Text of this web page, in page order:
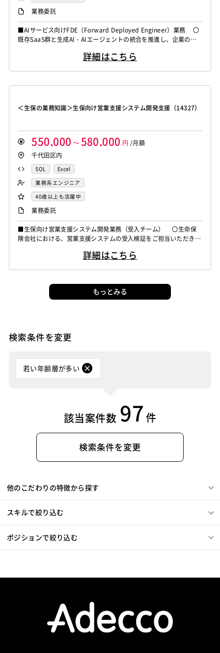
業務委託
■AIサービス向けFDE（Forward Deployed Engineer）業務 〇
既存SaaS群と生成AI・AIエージェントの統合を推進し、企業の業
当いただきます。 〇顧客現場の課題抽出からPoCの高速実装、
詳細はこちら
＜生保の業務知識＞生保向け営業支援システム開発支援（14327）
550,000 ～ 580,000 円 /月額
千代田区内
SQL
Excel
業務系エンジニア
40歳以上も活躍中
業務委託
■生保向け営業支援システム開発業務（受入チーム） 〇生命保
険会社における、営業支援システムの受入検証をご担当いただきま
約者、被保険者、保険商品、プラン情報（保険料や保険期間など）
ンダーが作成した成果物（対...
詳細はこちら
もっとみる
検索条件を変更
若い年齢層が多い
該当案件数 97 件
検索条件を変更
他のこだわりの特徴から探す
スキルで絞り込む
ポジションで絞り込む